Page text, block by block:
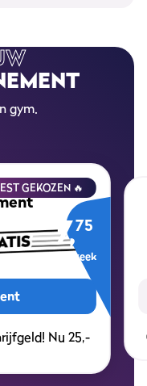
gym.
GEKOZEN 🔥
7,75
per week
Nu 25,-